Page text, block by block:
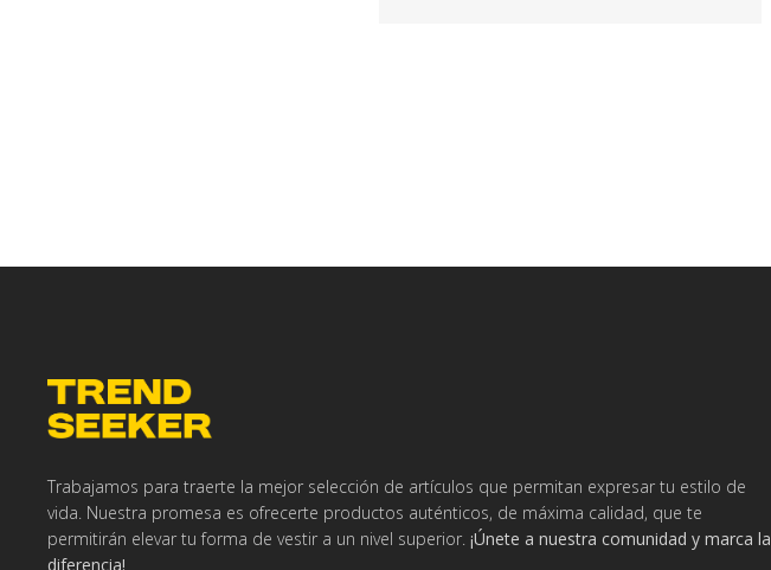
Trabajamos para traerte la mejor selección de artículos que permitan expresar tu estilo de
vida. Nuestra promesa es ofrecerte productos auténticos, de máxima calidad, que te
permitirán elevar tu forma de vestir a un nivel superior. ¡Únete a nuestra comunidad y marca la
diferencia!